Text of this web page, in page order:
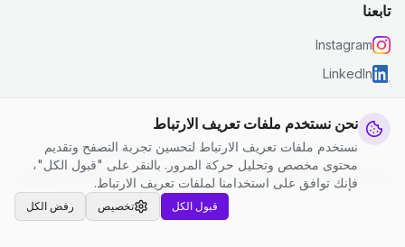
نحن نستخدم ملفات تعريف الارتباط
نستخدم ملفات تعريف الارتباط لتحسين تجربة التصفح وتقديم
محتوى مخصص وتحليل حركة المرور. بالنقر على "قبول الكل"،
فإنك توافق على استخدامنا لملفات تعريف الارتباط.
رفض الكل تخصيص قبول الكل
تابعنا
Instagram
LinkedIn
© 2026 جست كلين. جميع الحقوق محفوظة.
سياسة الخصوصية
الشروط والأحكام | إعدادات ملفات تعريف الارتباط